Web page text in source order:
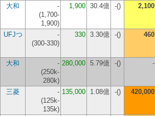
大和
-
(1,700-
1,900)
1,900 30.4億 -() 2,100
UFJつ
-
(300-330)
330 3.30億 -() 460
大和
-
(250k-
280k)
280,000 5.79億 -() -
三菱
-
(125k-
135k)
135,000 1.08億 -() 420,000